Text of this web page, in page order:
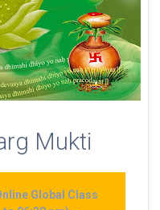
Mukti
Global Class